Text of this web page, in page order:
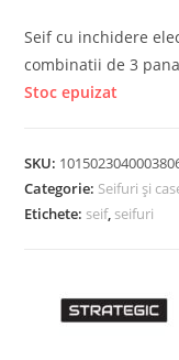
Seif cu inchidere
combinatii de 3
Stoc epuizat
SKU:
Categorie: Seifuri și
Etichete: seif, seifuri